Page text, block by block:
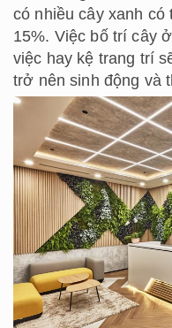
có nhiều cây xanh có
15%. Việc bố trí cây
việc hay kệ trang trí
trở nên sinh động và